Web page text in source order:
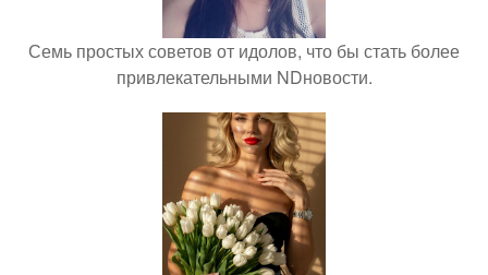
Семь простых советов от идолов, что бы стать более
привлекательными NDновости.